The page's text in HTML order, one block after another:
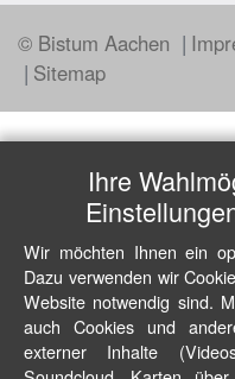
© Bistum Aachen
Sitemap
Ihre
Wir möchten Ihnen ein
Dazu verwenden wir
Website notwendig sind.
auch Cookies und
externer Inhalte